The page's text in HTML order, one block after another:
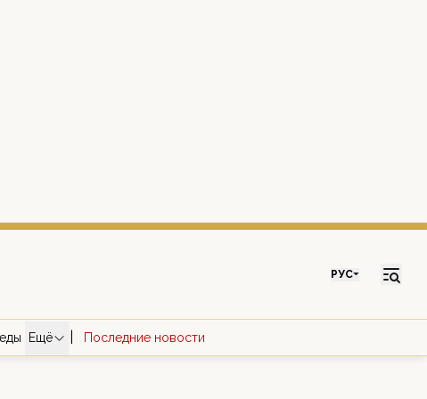
РУС
Ещё Последние новости